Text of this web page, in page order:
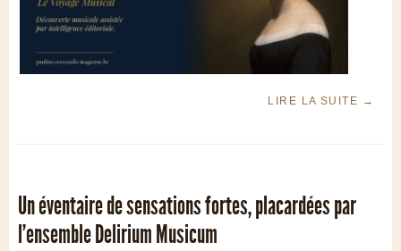
LIRE LA SUITE →
Un éventaire de sensations fortes, placardées par
l’ensemble Delirium Musicum